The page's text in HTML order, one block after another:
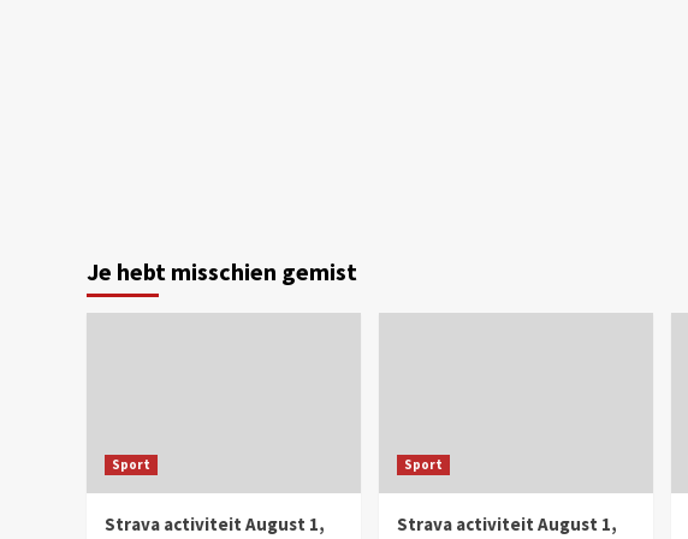
Je hebt misschien gemist
Sport
Strava activiteit August 1,
Sport
Strava activiteit August 1,